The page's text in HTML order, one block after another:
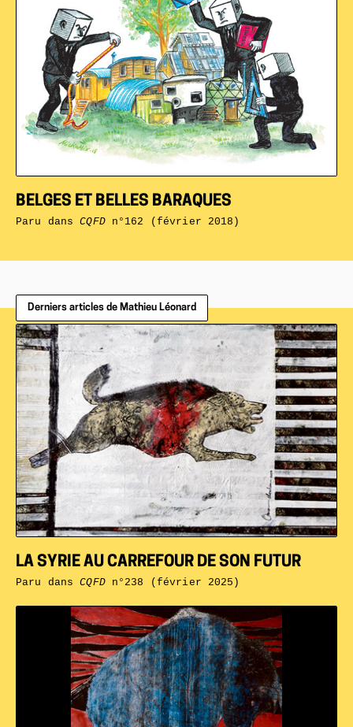
BELGES ET BELLES BARAQUES
Paru dansCQFDn°162 (février 2018)
Derniers articles de Mathieu Léonard
LA SYRIE AU CARREFOUR DE SON FUTUR
Paru dansCQFDn°238 (février 2025)